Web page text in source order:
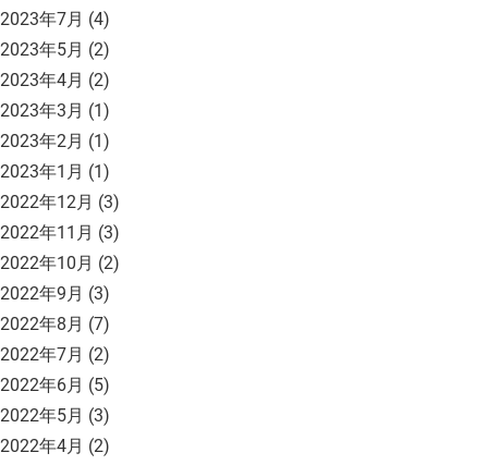
2023年7月 (4)
2023年5月 (2)
2023年4月 (2)
2023年3月 (1)
2023年2月 (1)
2023年1月 (1)
2022年12月 (3)
2022年11月 (3)
2022年10月 (2)
2022年9月 (3)
2022年8月 (7)
2022年7月 (2)
2022年6月 (5)
2022年5月 (3)
2022年4月 (2)